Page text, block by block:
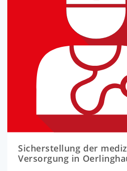
Sicherstellung der
Versorgung in